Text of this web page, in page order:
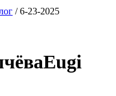
/ 6-23-2025
Eugi